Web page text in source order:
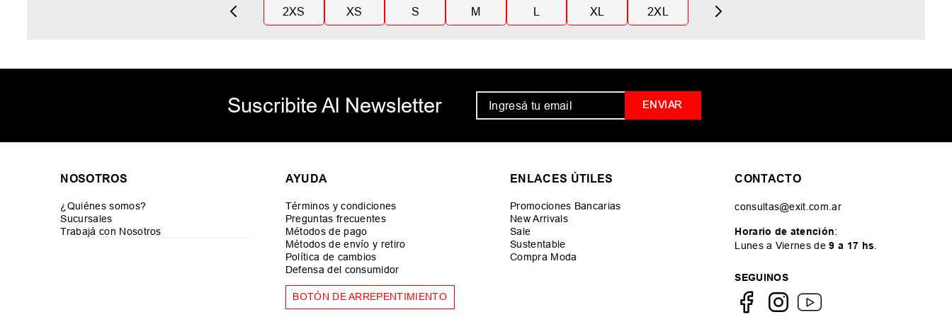
2XS XS S M L XL 2XL
Suscribite Al Newsletter ENVIAR
NOSOTROS
¿Quiénes somos?
Sucursales
Trabajá con Nosotros
AYUDA
Términos y condiciones
Preguntas frecuentes
Métodos de pago
Métodos de envío y retiro
Política de cambios
Defensa del consumidor
BOTÓN DE ARREPENTIMIENTO
ENLACES ÚTILES
Promociones Bancarias
New Arrivals
Sale
Sustentable
Compra Moda
CONTACTO
consultas@exit.com.ar
Horario de atención:
Lunes a Viernes de9 a 17 hs
SEGUINOS